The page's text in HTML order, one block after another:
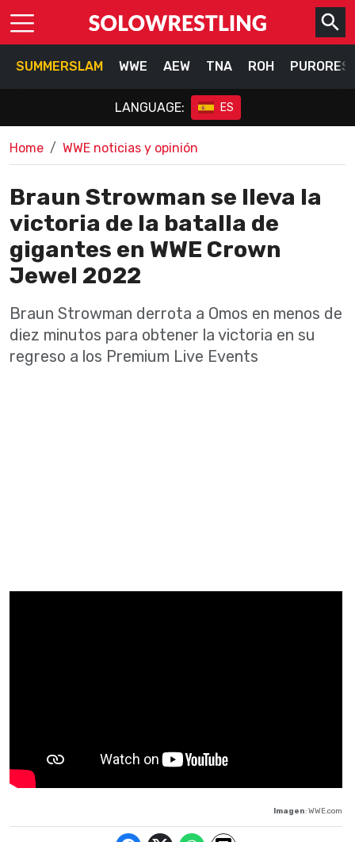
SUMMERSLAM WWE AEW TNA ROH
LANGUAGE: ES
Home WWE noticias y opinión
Braun Strowman se lleva la
victoria de la batalla de
gigantes en WWE Crown
Jewel 2022
Braun Strowman derrota a Omos en menos de
diez minutos para obtener la victoria en su
regreso a los Premium Live Events
Imagen: WWE.com